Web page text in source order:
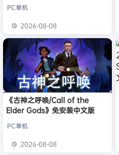
免安装中文版
PC单机
2026-08-08
《古神之呼唤/Call of the
Elder Gods》免安装中文版
PC单机
2026-08-08